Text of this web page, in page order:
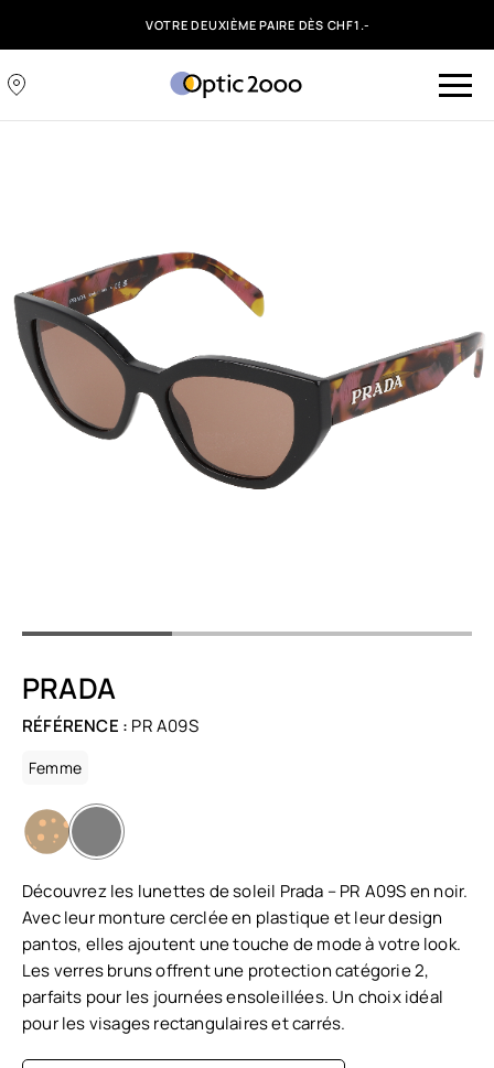
VOTRE DEUXIÈME PAIRE DÈS CHF1.-
PRADA
RÉFÉRENCE : PR A09S
Femme
Découvrez les lunettes de soleil Prada – PR A09S en noir.
Avec leur monture cerclée en plastique et leur design
pantos, elles ajoutent une touche de mode à votre look.
Les verres bruns offrent une protection catégorie 2,
parfaits pour les journées ensoleillées. Un choix idéal
pour les visages rectangulaires et carrés.